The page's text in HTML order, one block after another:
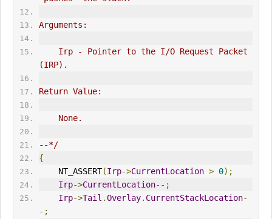
Arguments:
    Irp - Pointer to the I/O
Request Packet
(IRP).
Return Value:
    None.
--*/
{
    NT_ASSERT
(Irp->CurrentLocation > 0);
Irp->CurrentLocation--;
Irp->Tail .Overlay. CurrentStackLocation-
-;